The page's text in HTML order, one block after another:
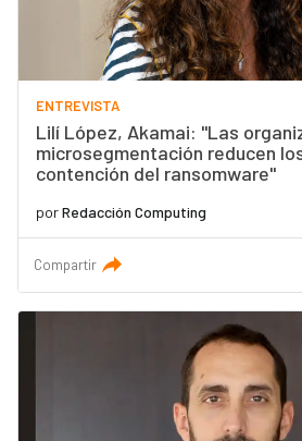
ENTREVISTA
Lilí López, Akamai: "Las
microsegmentación reducen
contención del ransomware"
porRedacción Computing
Compartir